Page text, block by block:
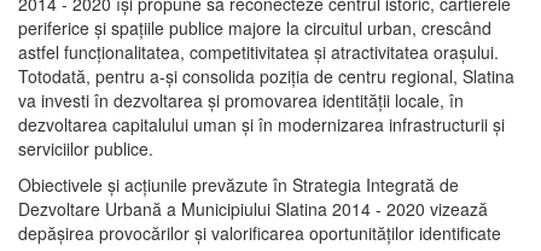
periferice şi spaţiile publice majore la circuitul urban, crescând
astfel funcţionalitatea, competitivitatea şi atractivitatea oraşului.
Totodată, pentru a-şi consolida poziţia de centru regional, Slatina
va investi în dezvoltarea şi promovarea identităţii locale, în
dezvoltarea capitalului uman şi în modernizarea infrastructurii şi
serviciilor publice.
Obiectivele şi acţiunile prevăzute în Strategia Integrată de
Dezvoltare Urbană a Municipiului Slatina 2014 - 2020 vizează
depășirea provocărilor şi valorificarea oportunităţilor identificate